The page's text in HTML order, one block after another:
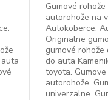
Gumové
autorohože na
Autokoberce.
Originalne
gumové rohože
do auta
toyota.
autorohože.
univerzalne.